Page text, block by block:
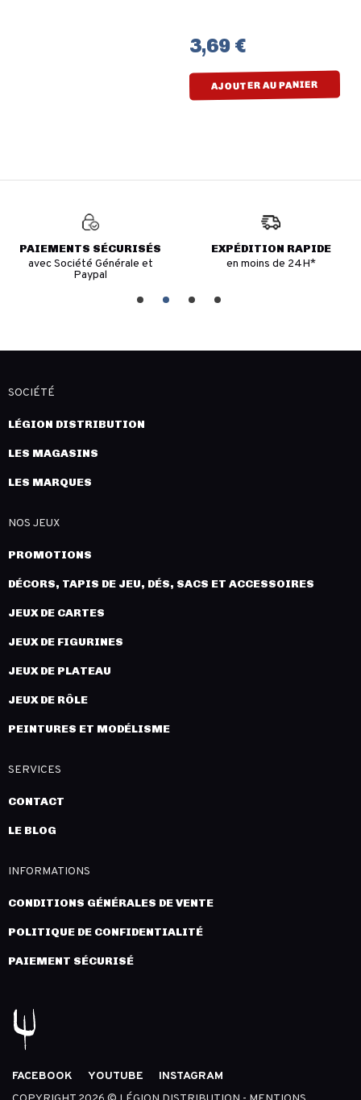
3,69 €
AJOUTER AU PANIER
PAIEMENTS SÉCURISÉS
avec Société Générale et
Paypal
EXPÉDITION RAPIDE
en moins de 24H*
SOCIÉTÉ
LÉGION DISTRIBUTION
LES MAGASINS
LES MARQUES
NOS JEUX
PROMOTIONS
DÉCORS, TAPIS DE JEU, DÉS, SACS ET ACCESSOIRES
JEUX DE CARTES
JEUX DE FIGURINES
JEUX DE PLATEAU
JEUX DE RÔLE
PEINTURES ET MODÉLISME
SERVICES
CONTACT
LE BLOG
INFORMATIONS
CONDITIONS GÉNÉRALES DE VENTE
POLITIQUE DE CONFIDENTIALITÉ
PAIEMENT SÉCURISÉ
FACEBOOK YOUTUBE
INSTAGRAM